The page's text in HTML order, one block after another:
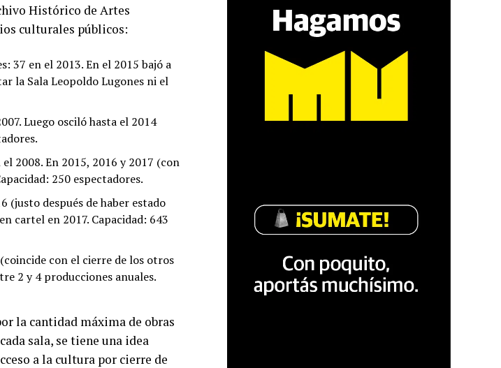
Histórico de Artes
culturales públicos:
37 en el 2013. En el 2015 bajó a
la Sala Leopoldo Lugones ni el
Luego osciló hasta el 2014
2008. En 2015, 2016 y 2017 (con
250 espectadores.
(justo después de haber estado
cartel en 2017. Capacidad: 643
con el cierre de los otros
2 y 4 producciones anuales.
la cantidad máxima de obras
sala, se tiene una idea
a la cultura por cierre de